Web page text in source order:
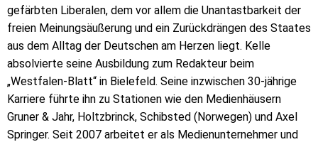
gefärbten Liberalen, dem vor allem die Unantastbarkeit der
freien Meinungsäußerung und ein Zurückdrängen des Staates
aus dem Alltag der Deutschen am Herzen liegt. Kelle
absolvierte seine Ausbildung zum Redakteur beim
„Westfalen-Blatt“ in Bielefeld. Seine inzwischen 30-jährige
Karriere führte ihn zu Stationen wie den Medienhäusern
Gruner & Jahr, Holtzbrinck, Schibsted (Norwegen) und Axel
Springer. Seit 2007 arbeitet er als Medienunternehmer und